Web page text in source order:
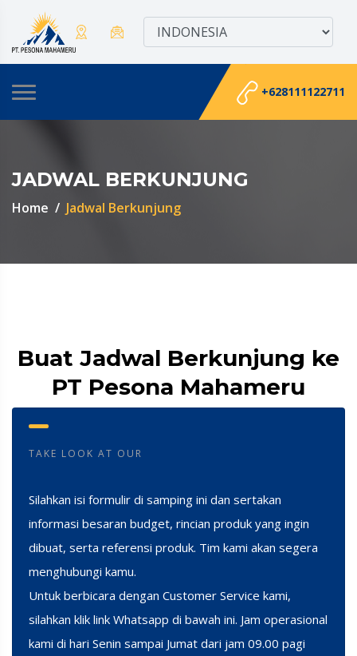
+628111122711
JADWAL BERKUNJUNG
Home Jadwal Berkunjung
Buat Jadwal Berkunjung ke
PT Pesona Mahameru
TAKE LOOK AT OUR
Silahkan isi formulir di samping ini dan sertakan
informasi besaran budget, rincian produk yang ingin
dibuat, serta referensi produk. Tim kami akan segera
menghubungi kamu.
Untuk berbicara dengan Customer Service kami,
silahkan klik link Whatsapp di bawah ini. Jam operasional
kami di hari Senin sampai Jumat dari jam 09.00 pagi